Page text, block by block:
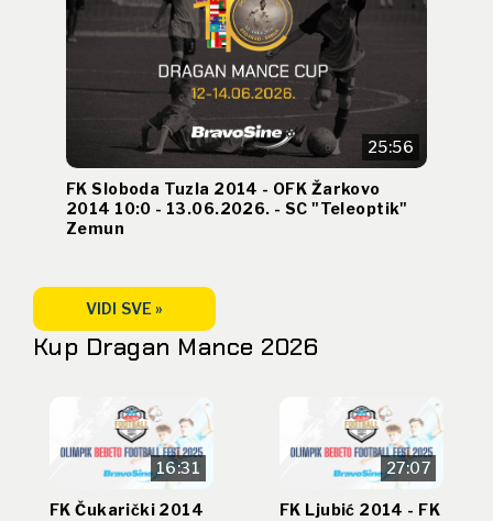
25:56
FK Sloboda Tuzla 2014 - OFK Žarkovo
2014 10:0 - 13.06.2026. - SC "Teleoptik"
Zemun
VIDI SVE »
Kup Dragan Mance 2026
16:31
FK Čukarički 2014
27:07
FK Ljubić 2014 - FK